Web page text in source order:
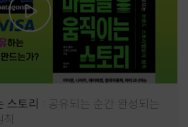
스토리
공유되는 순간 완성되는